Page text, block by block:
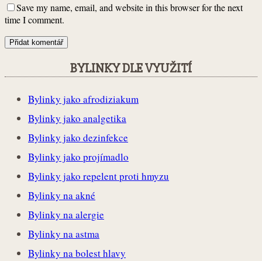
Save my name, email, and website in this browser for the next
time I comment.
BYLINKY DLE VYUŽITÍ
Bylinky jako afrodiziakum
Bylinky jako analgetika
Bylinky jako dezinfekce
Bylinky jako projímadlo
Bylinky jako repelent proti hmyzu
Bylinky na akné
Bylinky na alergie
Bylinky na astma
Bylinky na bolest hlavy